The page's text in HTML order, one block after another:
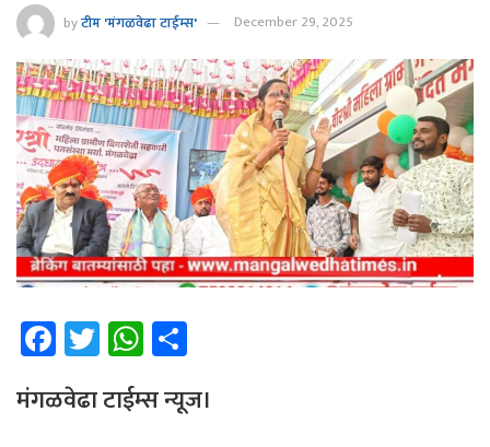
byटीम 'मंगळवेढा टाईम्स' December 29, 2025
Fa
ce
b
T
wi
tt
W
h
at e
मंगळवेढा टाईम्स न्यूज।